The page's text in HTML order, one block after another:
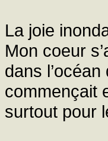
La joie
Mon coeur
dans
commençait
surtout pour